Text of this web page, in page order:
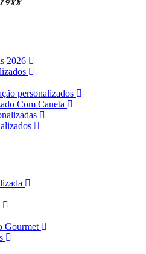
2026
personalizados
Com Caneta
Gourmet